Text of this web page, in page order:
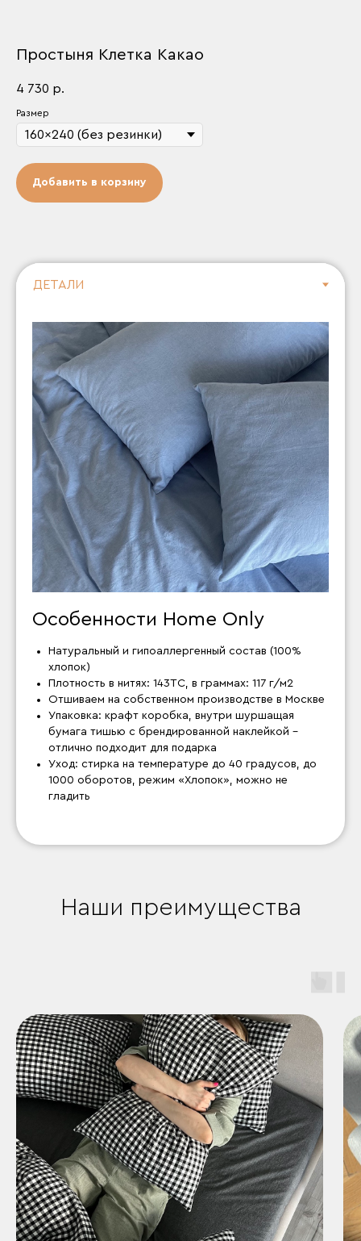
Простыня Клетка Какао
4 730 р.
Размер
Добавить в корзину
Особенности Home Only
Натуральный и гипоаллергенный состав (100%
хлопок)
Плотность в нитях: 143ТС, в граммах: 117 г/м2
Отшиваем на собственном производстве в Москве
Упаковка: крафт коробка, внутри шуршащая
бумага тишью с брендированной наклейкой –
отлично подходит для подарка
Уход: стирка на температуре до 40 градусов, до
1000 оборотов, режим «Хлопок», можно не
гладить
Наши преимущества